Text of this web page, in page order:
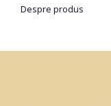
Despre produs